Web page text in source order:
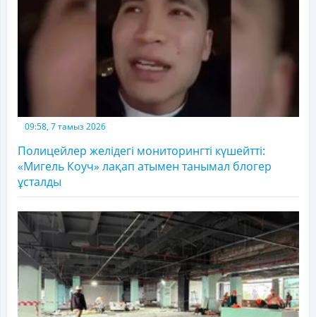
09:58, 7 тамыз 2026
Полицейлер желідегі мониторингті күшейтті:
«Мигель Коуч» лақап атымен танымал блогер
ұсталды